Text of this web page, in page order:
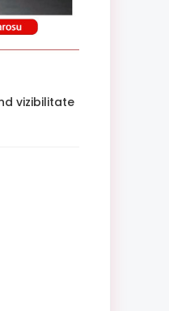
vizibilitate